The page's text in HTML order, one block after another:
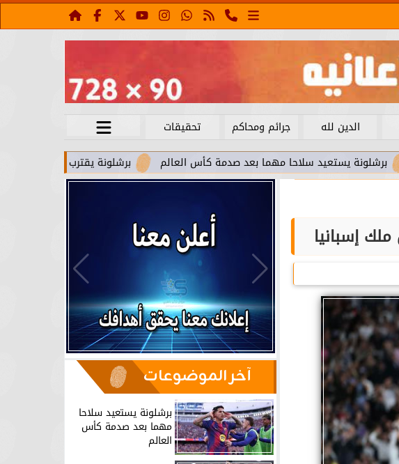
الدين لله جرائم ومحاكم
تحقيقات
برشلونة يقترب من استعادة جواو
يستعيد سلاحا مهما بعد صدمة كأس العالم
إسبانيا
آخر الموضوعات
برشلونة يستعيد سلاحا
مهما بعد صدمة كأس
العالم